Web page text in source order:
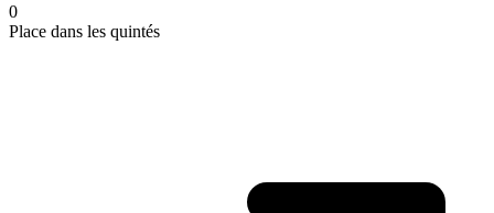
0
Place dans les quintés